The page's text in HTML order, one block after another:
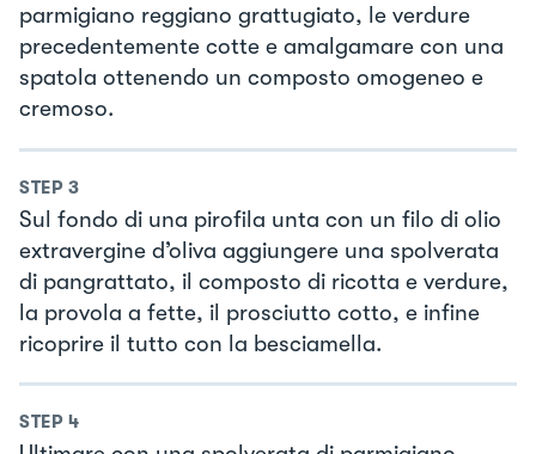
parmigiano reggiano grattugiato, le verdure
precedentemente cotte e amalgamare con una
spatola ottenendo un composto omogeneo e
cremoso.
STEP 3
Sul fondo di una pirofila unta con un filo di olio
extravergine d’oliva aggiungere una spolverata
di pangrattato, il composto di ricotta e verdure,
la provola a fette, il prosciutto cotto, e infine
ricoprire il tutto con la besciamella.
STEP 4